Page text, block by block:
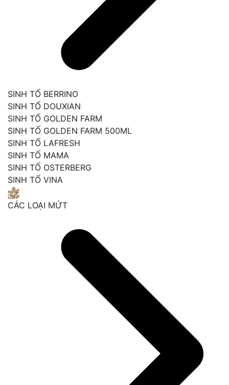
SINH TỐ BERRINO
SINH TỐ DOUXIAN
SINH TỐ GOLDEN FARM
SINH TỐ GOLDEN FARM 500ML
SINH TỐ LAFRESH
SINH TỐ MAMA
SINH TỐ OSTERBERG
SINH TỐ VINA
CÁC LOẠI MỨT